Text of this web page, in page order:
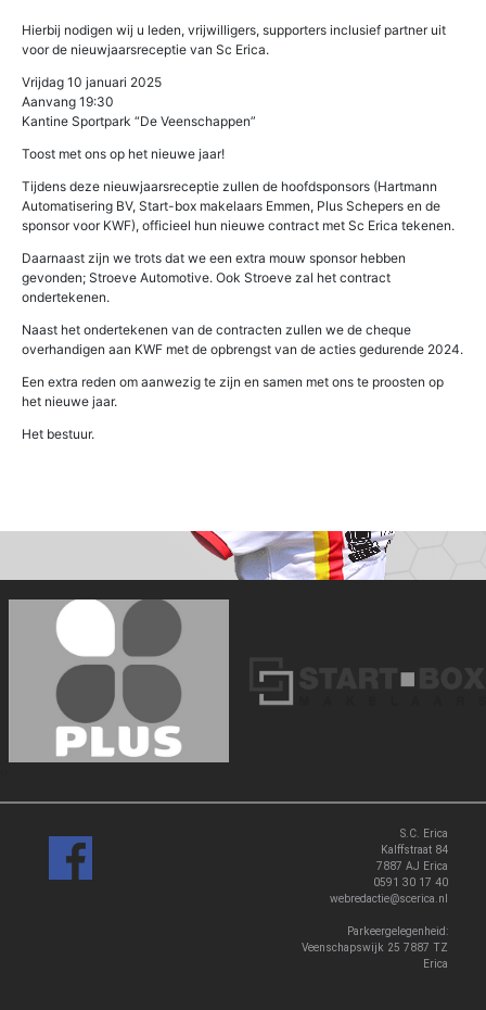
Hierbij nodigen wij u leden, vrijwilligers, supporters inclusief partner uit
voor de nieuwjaarsreceptie van Sc Erica.
Vrijdag 10 januari 2025
Aanvang 19:30
Kantine Sportpark “De Veenschappen”
Toost met ons op het nieuwe jaar!
Tijdens deze nieuwjaarsreceptie zullen de hoofdsponsors (Hartmann
Automatisering BV, Start-box makelaars Emmen, Plus Schepers en de
sponsor voor KWF), officieel hun nieuwe contract met Sc Erica tekenen.
Daarnaast zijn we trots dat we een extra mouw sponsor hebben
gevonden; Stroeve Automotive. Ook Stroeve zal het contract
ondertekenen.
Naast het ondertekenen van de contracten zullen we de cheque
overhandigen aan KWF met de opbrengst van de acties gedurende 2024.
Een extra reden om aanwezig te zijn en samen met ons te proosten op
het nieuwe jaar.
Het bestuur.
S.C. Erica
Kalffstraat 84
7887 AJ Erica
0591 30 17 40
webredactie@scerica.nl
Parkeergelegenheid:
Veenschapswijk 25 7887 TZ
Erica